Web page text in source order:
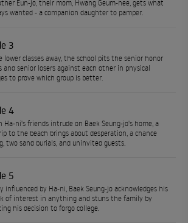
Eun-jo, their mom, Hwang Geum-hee, gets what
wanted - a companion daughter to pamper.
3
lower classes away, the school pits the senior honor
and senior losers against each other in physical
to prove which group is better.
4
Ha-ni's friends intrude on Baek Seung-jo's home, a
to the beach brings about desperation, a chance
two sand burials, and uninvited guests.
5
influenced by Ha-ni, Baek Seung-jo acknowledges his
of interest in anything and stuns the family by
his decision to forgo college.